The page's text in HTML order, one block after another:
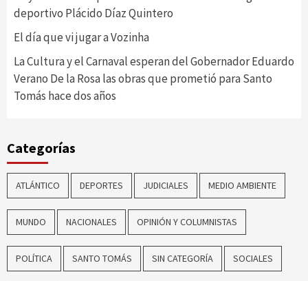
deportivo Plácido Díaz Quintero
El día que vi jugar a Vozinha
La Cultura y el Carnaval esperan del Gobernador Eduardo
Verano De la Rosa las obras que prometió para Santo
Tomás hace dos años
Categorías
ATLÁNTICO DEPORTES JUDICIALES MEDIO AMBIENTE
MUNDO NACIONALES OPINIÓN Y COLUMNISTAS
POLÍTICA SANTO TOMÁS SIN CATEGORÍA SOCIALES